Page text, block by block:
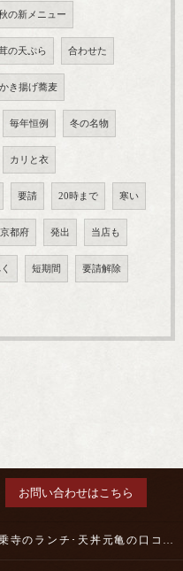
の新メニュー
の天ぷら 合わせた
かき揚げ蕎麦
毎年恒例 冬の名物
カリと衣
要請 20時まで 寒い
京都府 発出 当店も
短期間 要請解除
お問い合わせはこちら
一乗寺のランチ･天丼元亀の口コミ情報